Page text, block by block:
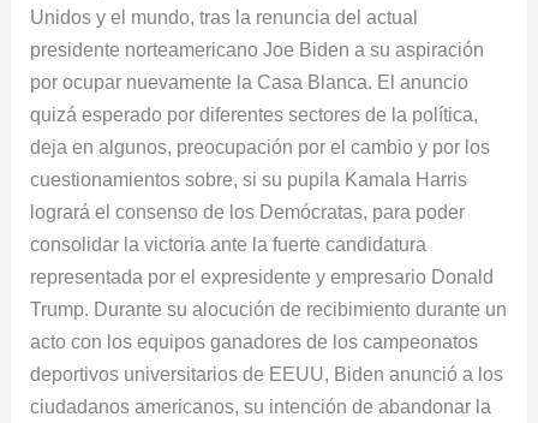
Unidos y el mundo, tras la renuncia del actual
presidente norteamericano Joe Biden a su aspiración
por ocupar nuevamente la Casa Blanca. El anuncio
quizá esperado por diferentes sectores de la política,
deja en algunos, preocupación por el cambio y por los
cuestionamientos sobre, si su pupila Kamala Harris
logrará el consenso de los Demócratas, para poder
consolidar la victoria ante la fuerte candidatura
representada por el expresidente y empresario Donald
Trump. Durante su alocución de recibimiento durante un
acto con los equipos ganadores de los campeonatos
deportivos universitarios de EEUU, Biden anunció a los
ciudadanos americanos, su intención de abandonar la
y
Trump
dice
que
será
más
fácil
de
vencer